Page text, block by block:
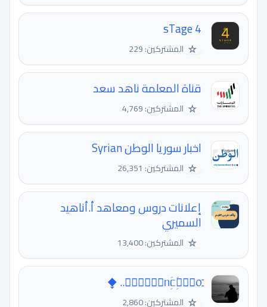
sTage 4
☆ المشتركين: 229
قناة المعلمة ناهد سعد
☆ المشتركين: 4,769
اخبار سوريا الوطن Syrian
☆ المشتركين: 26,351
إعلانات دروس ومعاهد أ.أناهيد
السميري
☆ المشتركين: 13,400
☆ المشتركين: 2,860